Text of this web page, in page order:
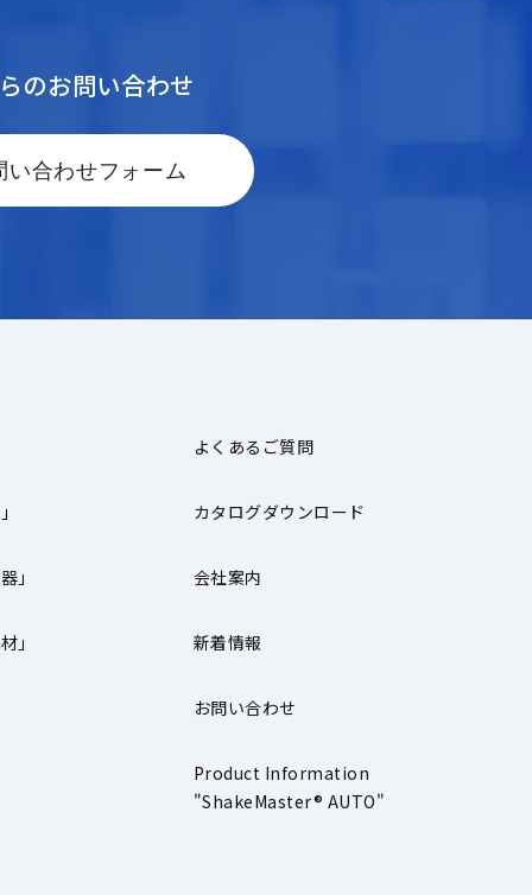
のお問い合わせ
い合わせフォーム
」
」
よくあるご質問
カタログダウンロード
会社案内
新着情報
お問い合わせ
Product Information
"ShakeMaster® AUTO"